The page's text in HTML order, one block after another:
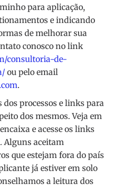
para aplicação,
e indicando
de melhorar sua
conosco no link
consultoria-de-
ou pelo email
.
processos e links para
dos mesmos. Veja em
e acesse os links
Alguns aceitam
que estejam fora do país
já estiver em solo
a leitura dos